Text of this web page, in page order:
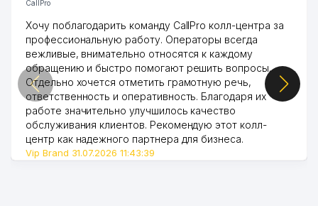
CallPro
Хочу поблагодарить команду CallPro колл-центра за
профессиональную работу. Операторы всегда
вежливые, внимательно относятся к каждому
обращению и быстро помогают решить вопросы.
Отдельно хочется отметить грамотную речь,
ответственность и оперативность. Благодаря их
работе значительно улучшилось качество
обслуживания клиентов. Рекомендую этот колл-
центр как надежного партнера для бизнеса.
Vip Brand 31.07.2026 11:43:39